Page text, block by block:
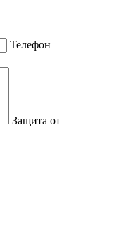
Телефон
Защита от